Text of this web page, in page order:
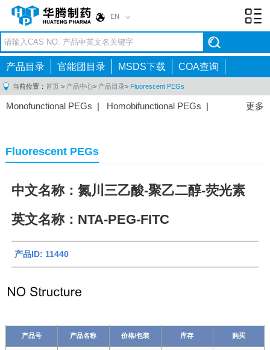
EN
产品目录 官能团目录 MSDS下载 COA查询
当前位置： 首页 > 产品中心> 产品目录> Fluorescent PEGs
更多
Monofunctional PEGs | Homobifunctional PEGs |
Fluorescent PEGs
中文名称：氮川三乙酸-聚乙二醇-荧光素
英文名称：NTA-PEG-FITC
产品ID: 11440
产品号 产品名称 价格/包装 库存 购买